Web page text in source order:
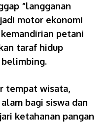
“langganan
motor ekonomi
petani
taraf hidup
tempat wisata,
bagi siswa dan
ketahanan pangan